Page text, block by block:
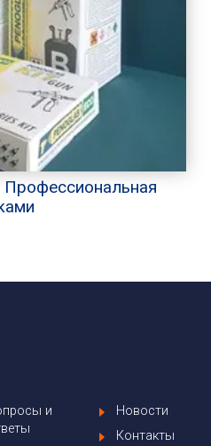
Профессиональная
и
Новости
Контакты